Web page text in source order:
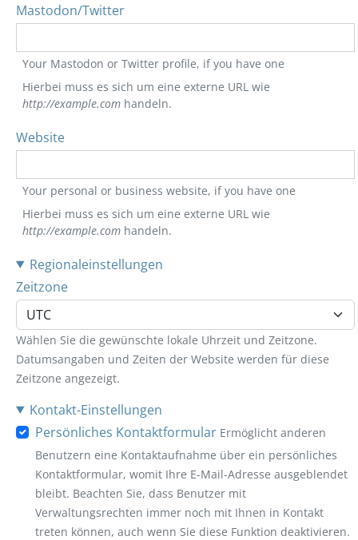
Mastodon/Twitter
Your Mastodon or Twitter profile, if you have one
Hierbei muss es sich um eine externe URL wie
http://example.com handeln.
Website
Your personal or business website, if you have one
Hierbei muss es sich um eine externe URL wie
http://example.com handeln.
Regionaleinstellungen
Zeitzone
Wählen Sie die gewünschte lokale Uhrzeit und Zeitzone.
Datumsangaben und Zeiten der Website werden für diese
Zeitzone angezeigt.
Kontakt-Einstellungen
Persönliches Kontaktformular Ermöglicht anderen
Benutzern eine Kontaktaufnahme über ein persönliches
Kontaktformular, womit Ihre E-Mail-Adresse ausgeblendet
bleibt. Beachten Sie, dass Benutzer mit
Verwaltungsrechten immer noch mit Ihnen in Kontakt
treten können, auch wenn Sie diese Funktion deaktivieren.